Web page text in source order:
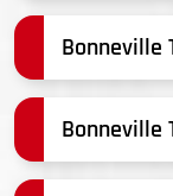
Bonneville
Bonneville